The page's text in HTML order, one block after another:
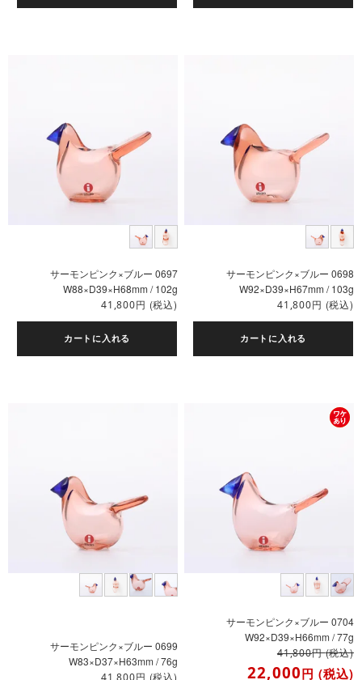
サーモンピンク×ブルー 0697
W88×D39×H68mm / 102g
41,800円 (税込)
カートに入れる
サーモンピンク×ブルー 0698
W92×D39×H67mm / 103g
41,800円 (税込)
カートに入れる
サーモンピンク×ブルー 0699
W83×D37×H63mm / 76g
41,800円 (税込)
サーモンピンク×ブルー 0704
W92×D39×H66mm / 77g
41,800円(税込)
22,000円 (税込)